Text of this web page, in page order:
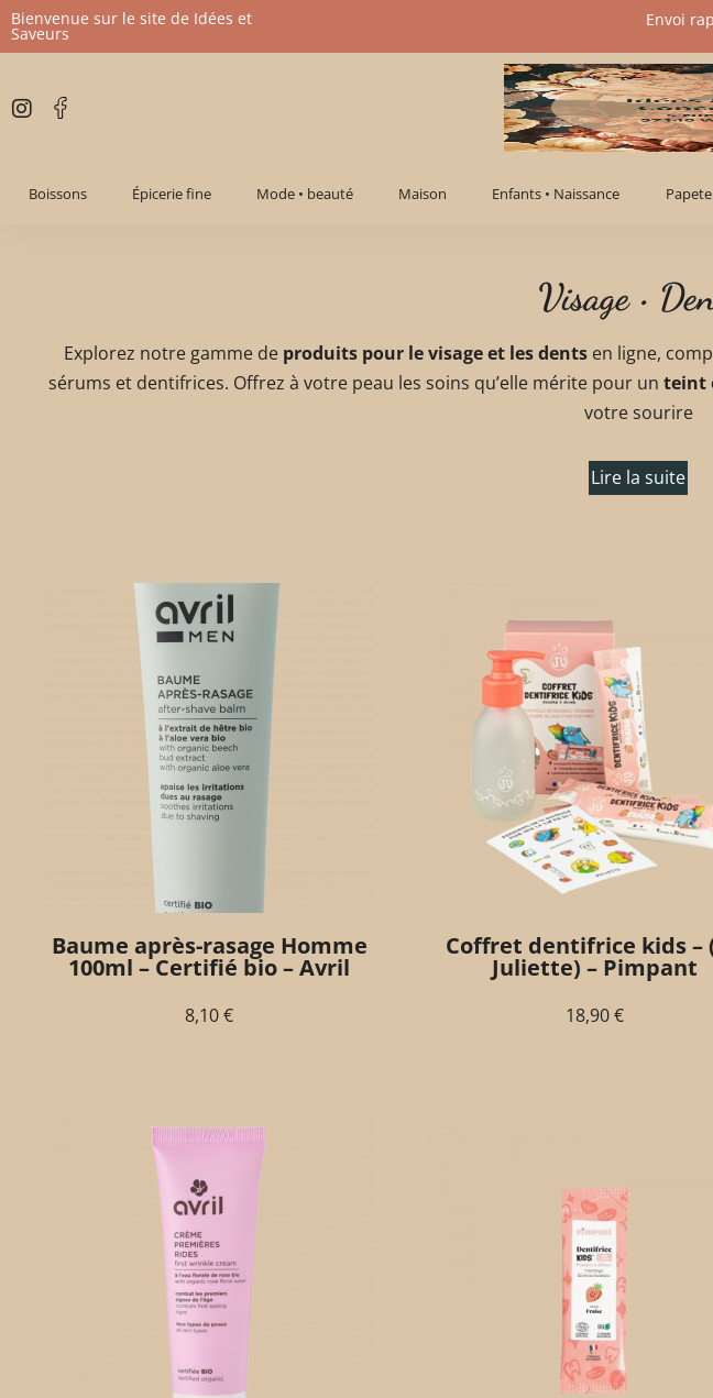
Aller
contenu
Bienvenue sur le site de Idées et
Saveurs
Envoi
Boissons Épicerie fine Mode • beauté Maison Enfants • Naissance
Visage •
Explorez notre gamme de produits pour le visage et les dentsen ligne,
sérums et dentifrices. Offrez à votre peau les soins qu’elle mérite pour un teint
votre sourire
Lire la suite
Baume après-rasage Homme
100ml – Certifié bio – Avril
8,10€
Coffret dentifrice kids –
Juliette) – Pimpant
18,90€